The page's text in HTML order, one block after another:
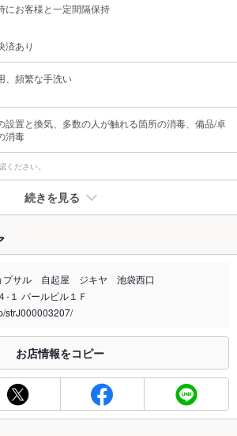
にお客様と一定間隔保持
済あり
、頻繁な手洗い
設置と換気、多数の人が触れる箇所の消毒、備品/卓
消毒
ください。
続きを見る
関する法律が施行されています。正しい情報はお店へお問い
～最大40名様迄貸切宴会も可能です！お気軽にご
)
プサル 自起屋 ジキヤ 池袋西口
‐１ パールビル１Ｆ
strJ000003207/
お店情報をコピー